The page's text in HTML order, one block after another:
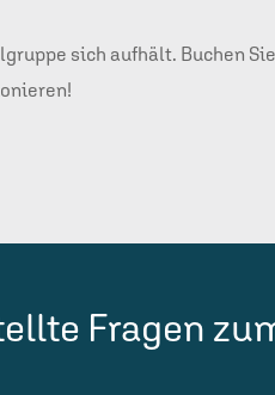
sich aufhält. Buchen
Fragen